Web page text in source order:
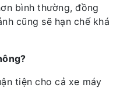
bình thường, đồng
cũng sẽ hạn chế khá
tiện cho cả xe máy